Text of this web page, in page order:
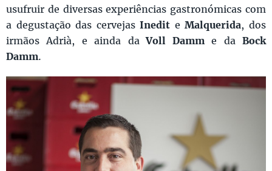
usufruir de diversas experiências gastronómicas com
a degustação das cervejasInedit eMalquerida, dos
irmãos Adrià, e ainda da Voll Damme daBock
Damm.